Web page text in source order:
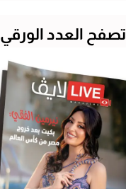
تصفح العدد الورقي